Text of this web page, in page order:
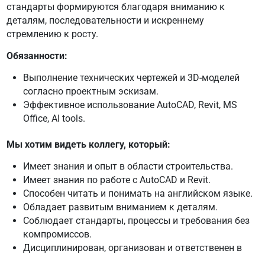
стандарты формируются благодаря вниманию к
деталям, последовательности и искреннему
стремлению к росту.
Обязанности:
Выполнение технических чертежей и 3D-моделей
согласно проектным эскизам.
Эффективное использование AutoCAD, Revit, MS
Office, AI tools.
Мы хотим видеть коллегу, который:
Имеет знания и опыт в области строительства.
Имеет знания по работе с AutoCAD и Revit.
Способен читать и понимать на английском языке.
Обладает развитым вниманием к деталям.
Соблюдает стандарты, процессы и требования без
компромиссов.
Дисциплинирован, организован и ответственен в